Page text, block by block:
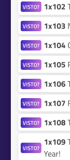
VISTO? 1x102
VISTO? 1x103
VISTO? 1x104
VISTO? 1x105
VISTO? 1x106
VISTO? 1x107
VISTO? 1x108
VISTO? 1x109
Year!